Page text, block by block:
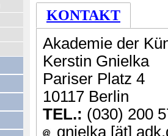
KONTAKT
Akademie der
Kerstin Gnielka
Pariser Platz 4
10117 Berlin
TEL.: (030) 200
gnielka [ät]